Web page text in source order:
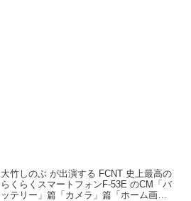
大竹しのぶ が出演する FCNT 史上最高の
らくらくスマートフォンF-53E のCM「バ
ッテリー」篇「カメラ」篇「ホーム画